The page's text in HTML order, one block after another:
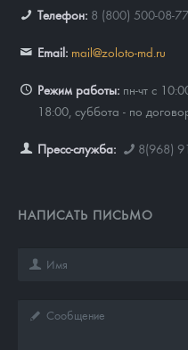
Телефон: 8 (800) 500-08-77
Email: mail@zoloto-md.ru
Режим работы: пн-чт с
18:00, суббота - по
Пресс-служба: 8(968)
НАПИСАТЬ ПИСЬМО